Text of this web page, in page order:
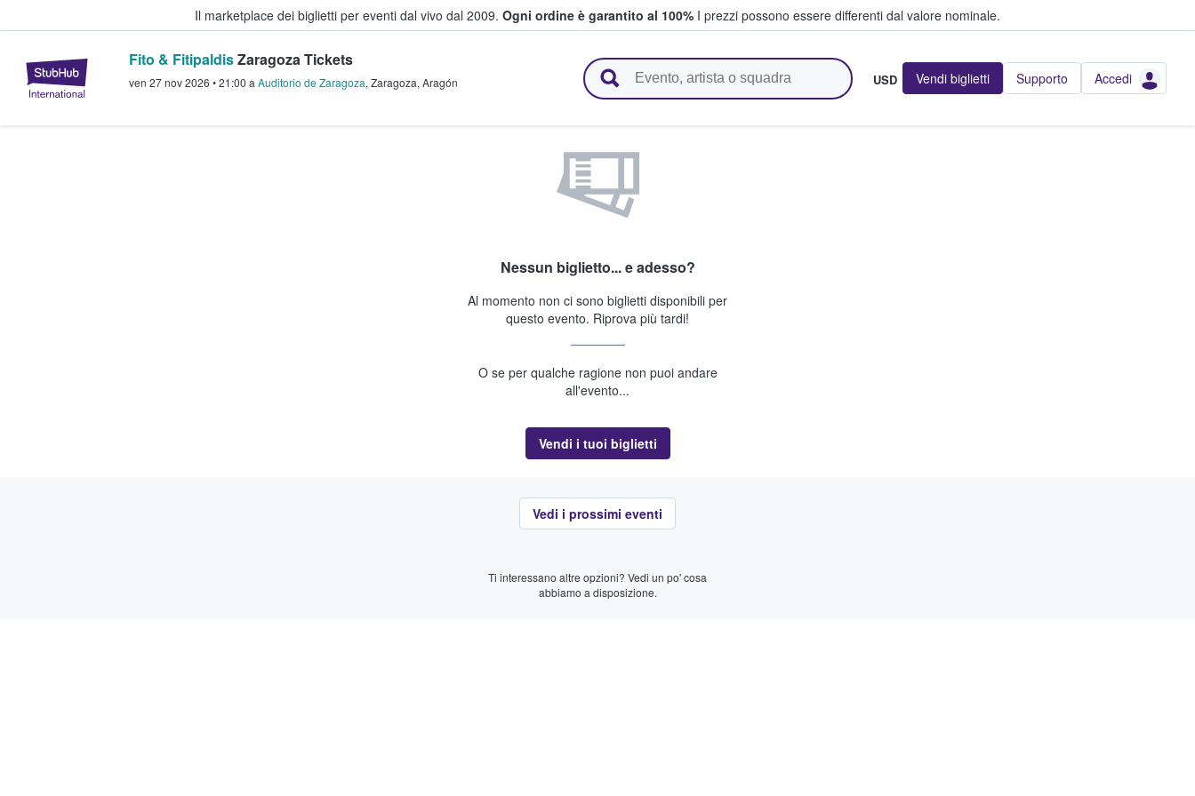
Il marketplace dei biglietti per eventi dal vivo dal 2009. Ogni ordine è garantito al 100% I prezzi possono essere differenti dal valore nominale.
StubHub - Dove i fan comprano e vendono biglietti
Fito & FitipaldisZaragoza Tickets
ven 27 nov 2026 •21:00 a Auditorio de Zaragoza, Zaragoza, Aragón USD Vendi biglietti Supporto Accedi
Nessun biglietto... e adesso?
Al momento non ci sono biglietti disponibili per
questo evento. Riprova più tardi!
O se per qualche ragione non puoi andare
all'evento...
Vendi i tuoi biglietti
Vedi i prossimi eventi
Ti interessano altre opzioni? Vedi un po' cosa
abbiamo a disposizione.